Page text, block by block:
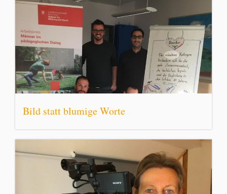
Bild statt blumige Worte